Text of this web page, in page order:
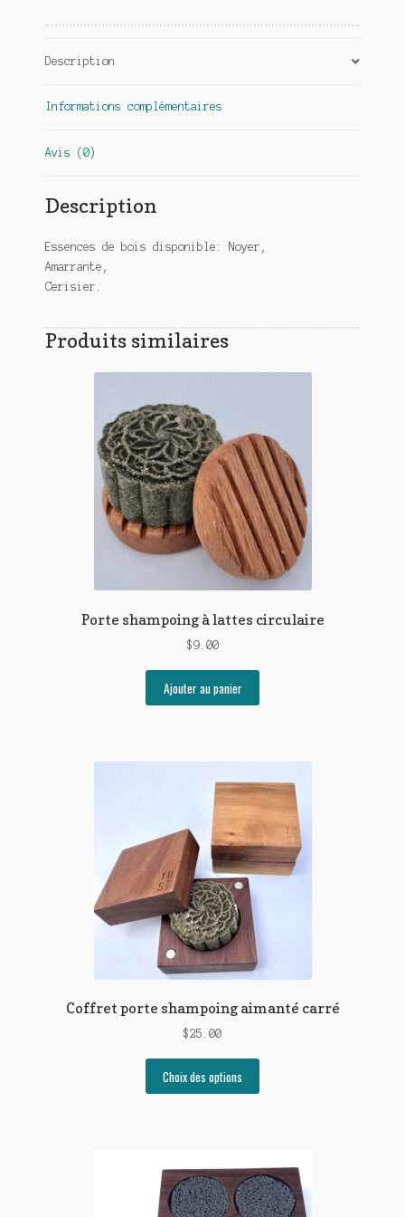
Description
Informations complémentaires
Avis (0)
Description
Essences de bois disponible: Noyer,
Amarrante,
Cerisier.
Produits similaires
Porte shampoing à lattes circulaire
$9.00
Ajouter au panier
Coffret porte shampoing aimanté carré
$25.00
Choix des options
Les
options
peuvent